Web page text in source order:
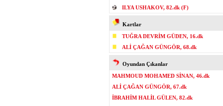
ILYA USHAKOV, 82.dk (F)
Kartlar
TUĞRA DEVRİM GÜDEN, 16.dk
ALİ ÇAĞAN GÜNGÖR, 68.dk
Oyundan Çıkanlar
MAHMOUD MOHAMED SİNAN, 46.dk
ALİ ÇAĞAN GÜNGÖR, 67.dk
İBRAHİM HALİL GÜLEN, 82.dk